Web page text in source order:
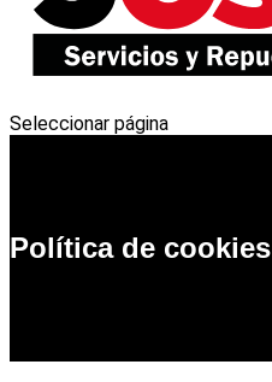
Seleccionar página
Política de cookies